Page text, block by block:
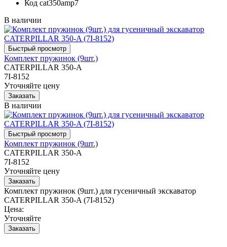
Код cat350amp7
В наличии
Комплект пружинок (9шт.)
CATERPILLAR 350-A
7I-8152
Уточняйте цену
В наличии
Комплект пружинок (9шт.)
CATERPILLAR 350-A
7I-8152
Уточняйте цену
Комплект пружинок (9шт.) для гусеничный экскаватор
CATERPILLAR 350-A (7I-8152)
Цена:
Уточняйте